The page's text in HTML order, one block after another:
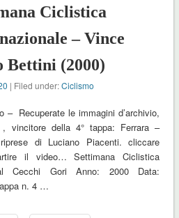
Ciclistica
– Vince
Bettini (2000)
| Filed under:Ciclismo
– Recuperate le immagini d’archivio,
vincitore della 4° tappa: Ferrara –
di Luciano Piacenti. cliccare
il video… Settimana Ciclistica
Cecchi Gori Anno: 2000 Data:
n. 4 …